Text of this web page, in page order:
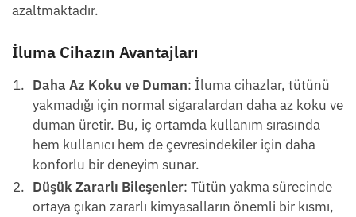
azaltmaktadır.
İluma Cihazın Avantajları
Daha Az Koku ve Duman: İluma cihazlar, tütünü
yakmadığı için normal sigaralardan daha az koku ve
duman üretir. Bu, iç ortamda kullanım sırasında
hem kullanıcı hem de çevresindekiler için daha
konforlu bir deneyim sunar.
Düşük Zararlı Bileşenler: Tütün yakma sürecinde
ortaya çıkan zararlı kimyasalların önemli bir kısmı,